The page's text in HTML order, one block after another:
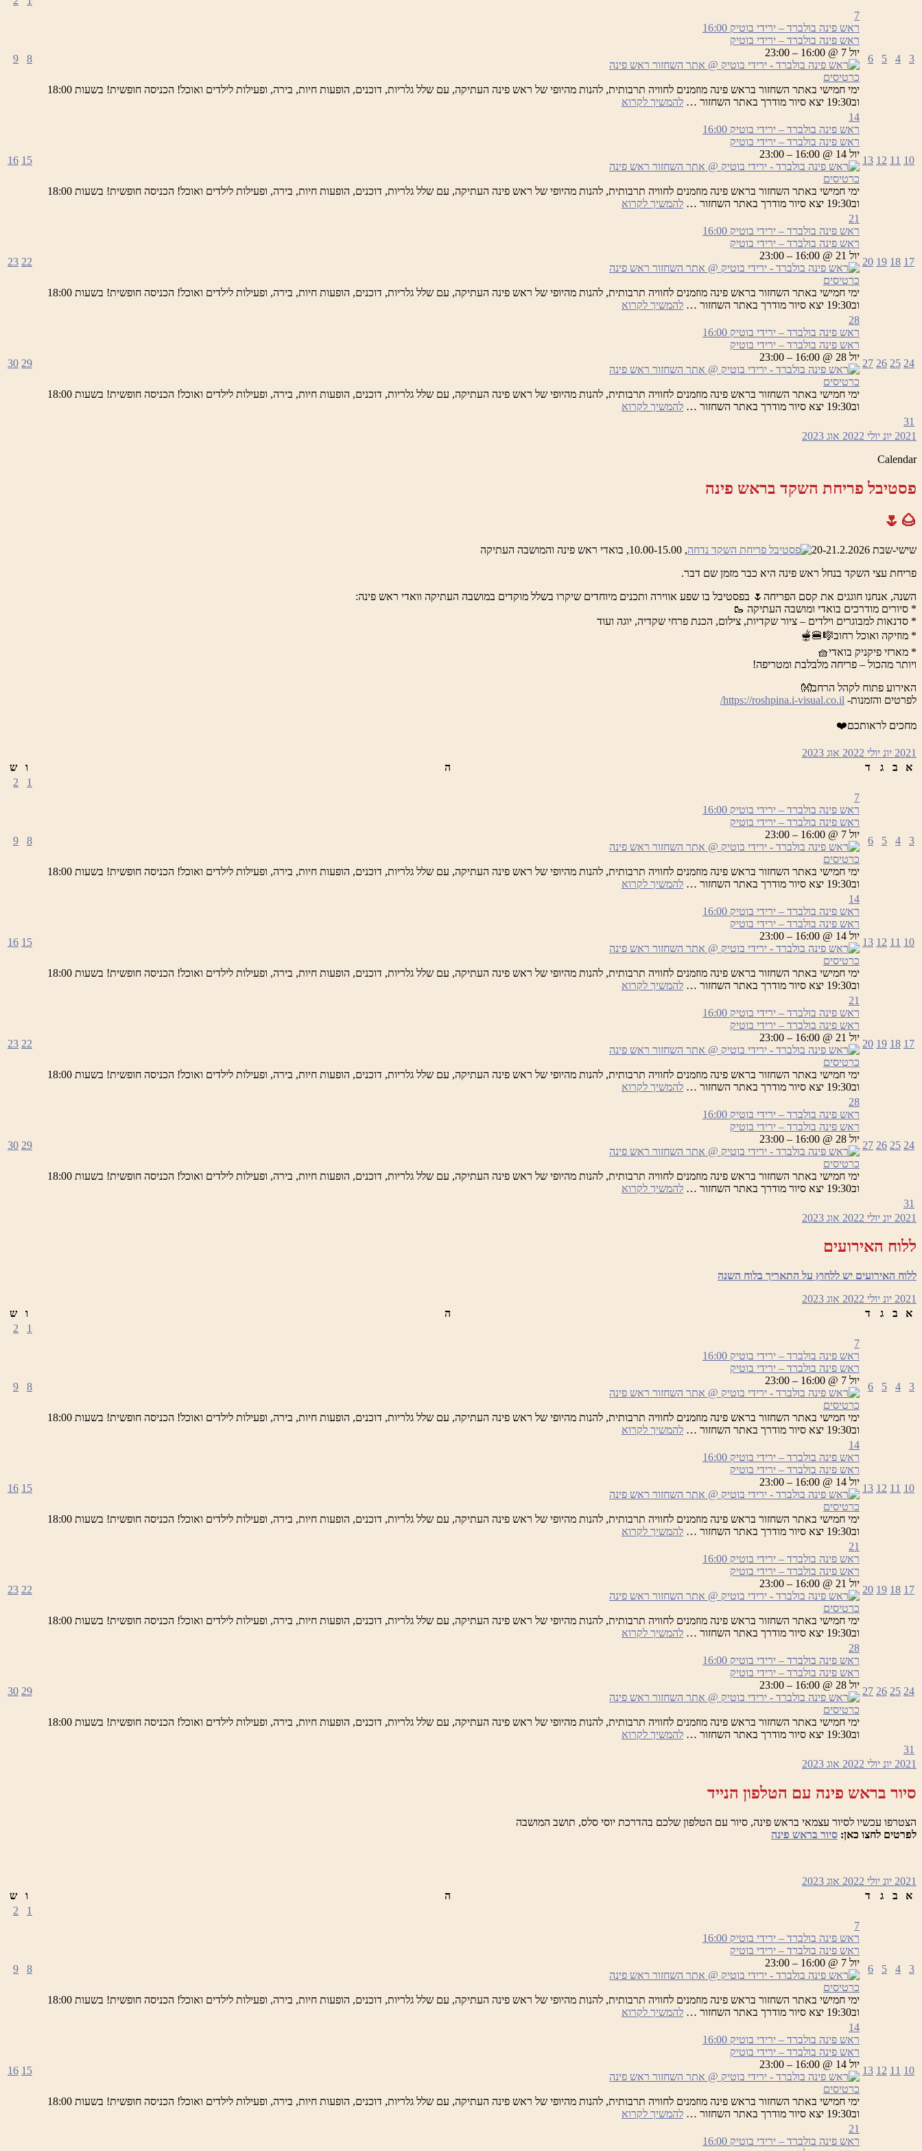
3
4
5
6
7
ראש פינה בולברד – ירידי בוטיק 16:00
ראש פינה בולברד – ירידי בוטיק
יול 7 @ 16:00 – 23:00
כרטיסים
ימי חמישי באתר השחזור בראש פינה מוזמנים לחוויה תרבותית, להנות מהיופי של ראש פינה העתיקה, עם שלל גלריות, דוכנים, הופעות חיות, בירה, ופעילות לילדים ואוכל! הכניסה חופשית! בשעות 18:00
וב19:30 יצא סיור מודרך באתר השחזור …
להמשיך לקרוא
בוטיק
8
9
10
11
12
13
14
ראש פינה בולברד – ירידי בוטיק 16:00
ראש פינה בולברד – ירידי בוטיק
יול 14 @ 16:00 – 23:00
כרטיסים
ימי חמישי באתר השחזור בראש פינה מוזמנים לחוויה תרבותית, להנות מהיופי של ראש פינה העתיקה, עם שלל גלריות, דוכנים, הופעות חיות, בירה, ופעילות לילדים ואוכל! הכניסה חופשית! בשעות 18:00
וב19:30 יצא סיור מודרך באתר השחזור …
להמשיך לקרוא
בוטיק
15
16
17
18
19
20
21
ראש פינה בולברד – ירידי בוטיק 16:00
ראש פינה בולברד – ירידי בוטיק
יול 21 @ 16:00 – 23:00
כרטיסים
ימי חמישי באתר השחזור בראש פינה מוזמנים לחוויה תרבותית, להנות מהיופי של ראש פינה העתיקה, עם שלל גלריות, דוכנים, הופעות חיות, בירה, ופעילות לילדים ואוכל! הכניסה חופשית! בשעות 18:00
וב19:30 יצא סיור מודרך באתר השחזור …
להמשיך לקרוא
בוטיק
22
23
24
25
26
27
28
ראש פינה בולברד – ירידי בוטיק 16:00
ראש פינה בולברד – ירידי בוטיק
יול 28 @ 16:00 – 23:00
כרטיסים
ימי חמישי באתר השחזור בראש פינה מוזמנים לחוויה תרבותית, להנות מהיופי של ראש פינה העתיקה, עם שלל גלריות, דוכנים, הופעות חיות, בירה, ופעילות לילדים ואוכל! הכניסה חופשית! בשעות 18:00
וב19:30 יצא סיור מודרך באתר השחזור …
להמשיך לקרוא
29
30
31
2021 יונ יולי 2022 אוג 2023
Calendar
פסטיבל פריחת השקד בראש פינה
🌰🌷
שישי-שבת 20-21.2.2026
, 10.00-15.00, בואדי ראש פינה והמושבה העתיקה
פריחת עצי השקד בנחל ראש פינה היא כבר מזמן שם דבר.
השנה, אנחנו חוגגים את קסם הפריחה🌷 בפסטיבל בו שפע אווירה ותכנים מיוחדים שיקרו בשלל מוקדים במושבה העתיקה וואדי ראש פינה:
* סיורים מודרכים בואדי ומושבה העתיקה 🥾
* סדנאות למבוגרים וילדים – ציור שקדיות, צילום, הכנת פרחי שקדיה, יוגה ועוד
* מוזיקה ואוכל רחוב🎼🍔🫕
* מארזי פיקניק בואדי🧺
ויותר מהכול – פריחה מלבלבת ומטריפה!
האירוע פתוח לקהל הרחב👐
לפרטים והזמנות- https://roshpina.i-visual.co.il/
מחכים לראותכם❤️
2021 יונ יולי 2022 אוג 2023
א
ב ג ד ה ו
ש
1
2
3
4
5
6
7
ראש פינה בולברד – ירידי בוטיק 16:00
ראש פינה בולברד – ירידי בוטיק
יול 7 @ 16:00 – 23:00
כרטיסים
ימי חמישי באתר השחזור בראש פינה מוזמנים לחוויה תרבותית, להנות מהיופי של ראש פינה העתיקה, עם שלל גלריות, דוכנים, הופעות חיות, בירה, ופעילות לילדים ואוכל! הכניסה חופשית! בשעות 18:00
וב19:30 יצא סיור מודרך באתר השחזור …
להמשיך לקרוא
בוטיק
8
9
10
11
12
13
14
ראש פינה בולברד – ירידי בוטיק 16:00
ראש פינה בולברד – ירידי בוטיק
יול 14 @ 16:00 – 23:00
כרטיסים
ימי חמישי באתר השחזור בראש פינה מוזמנים לחוויה תרבותית, להנות מהיופי של ראש פינה העתיקה, עם שלל גלריות, דוכנים, הופעות חיות, בירה, ופעילות לילדים ואוכל! הכניסה חופשית! בשעות 18:00
וב19:30 יצא סיור מודרך באתר השחזור …
להמשיך לקרוא
בוטיק
15
16
17
18
19
20
21
ראש פינה בולברד – ירידי בוטיק 16:00
ראש פינה בולברד – ירידי בוטיק
יול 21 @ 16:00 – 23:00
כרטיסים
ימי חמישי באתר השחזור בראש פינה מוזמנים לחוויה תרבותית, להנות מהיופי של ראש פינה העתיקה, עם שלל גלריות, דוכנים, הופעות חיות, בירה, ופעילות לילדים ואוכל! הכניסה חופשית! בשעות 18:00
וב19:30 יצא סיור מודרך באתר השחזור …
להמשיך לקרוא
בוטיק
22
23
24
25
26
27
28
ראש פינה בולברד – ירידי בוטיק 16:00
ראש פינה בולברד – ירידי בוטיק
יול 28 @ 16:00 – 23:00
כרטיסים
ימי חמישי באתר השחזור בראש פינה מוזמנים לחוויה תרבותית, להנות מהיופי של ראש פינה העתיקה, עם שלל גלריות, דוכנים, הופעות חיות, בירה, ופעילות לילדים ואוכל! הכניסה חופשית! בשעות 18:00
וב19:30 יצא סיור מודרך באתר השחזור …
להמשיך לקרוא
29
30
31
2021 יונ יולי 2022 אוג 2023
ללוח האירועים
ללוח האירועים יש ללחוץ על התאריך בלוח השנה
2021 יונ יולי 2022 אוג 2023
א
ב ג ד ה ו
ש
1
2
3
4
5
6
7
ראש פינה בולברד – ירידי בוטיק 16:00
ראש פינה בולברד – ירידי בוטיק
יול 7 @ 16:00 – 23:00
כרטיסים
ימי חמישי באתר השחזור בראש פינה מוזמנים לחוויה תרבותית, להנות מהיופי של ראש פינה העתיקה, עם שלל גלריות, דוכנים, הופעות חיות, בירה, ופעילות לילדים ואוכל! הכניסה חופשית! בשעות 18:00
וב19:30 יצא סיור מודרך באתר השחזור …
להמשיך לקרוא
בוטיק
8
9
10
11
12
13
14
ראש פינה בולברד – ירידי בוטיק 16:00
ראש פינה בולברד – ירידי בוטיק
יול 14 @ 16:00 – 23:00
כרטיסים
ימי חמישי באתר השחזור בראש פינה מוזמנים לחוויה תרבותית, להנות מהיופי של ראש פינה העתיקה, עם שלל גלריות, דוכנים, הופעות חיות, בירה, ופעילות לילדים ואוכל! הכניסה חופשית! בשעות 18:00
וב19:30 יצא סיור מודרך באתר השחזור …
להמשיך לקרוא
בוטיק
15
16
17
18
19
20
21
ראש פינה בולברד – ירידי בוטיק 16:00
ראש פינה בולברד – ירידי בוטיק
יול 21 @ 16:00 – 23:00
כרטיסים
ימי חמישי באתר השחזור בראש פינה מוזמנים לחוויה תרבותית, להנות מהיופי של ראש פינה העתיקה, עם שלל גלריות, דוכנים, הופעות חיות, בירה, ופעילות לילדים ואוכל! הכניסה חופשית! בשעות 18:00
וב19:30 יצא סיור מודרך באתר השחזור …
להמשיך לקרוא
בוטיק
22
23
24
25
26
27
28
ראש פינה בולברד – ירידי בוטיק 16:00
ראש פינה בולברד – ירידי בוטיק
יול 28 @ 16:00 – 23:00
כרטיסים
ימי חמישי באתר השחזור בראש פינה מוזמנים לחוויה תרבותית, להנות מהיופי של ראש פינה העתיקה, עם שלל גלריות, דוכנים, הופעות חיות, בירה, ופעילות לילדים ואוכל! הכניסה חופשית! בשעות 18:00
וב19:30 יצא סיור מודרך באתר השחזור …
להמשיך לקרוא
29
30
31
2021 יונ יולי 2022 אוג 2023
סיור בראש פינה עם הטלפון הנייד
הצטרפו עכשיו לסיור עצמאי בראש פינה, סיור עם הטלפון שלכם בהדרכת יוסי סלס, תושב המושבה
לפרטים לחצו כאן: סיור בראש פינה
2021 יונ יולי 2022 אוג 2023
א
ב ג ד ה ו
ש
1
2
3
4
5
6
7
ראש פינה בולברד – ירידי בוטיק 16:00
ראש פינה בולברד – ירידי בוטיק
יול 7 @ 16:00 – 23:00
כרטיסים
ימי חמישי באתר השחזור בראש פינה מוזמנים לחוויה תרבותית, להנות מהיופי של ראש פינה העתיקה, עם שלל גלריות, דוכנים, הופעות חיות, בירה, ופעילות לילדים ואוכל! הכניסה חופשית! בשעות 18:00
וב19:30 יצא סיור מודרך באתר השחזור …
להמשיך לקרוא
בוטיק
8
9
10
11
12
13
14
ראש פינה בולברד – ירידי בוטיק 16:00
ראש פינה בולברד – ירידי בוטיק
יול 14 @ 16:00 – 23:00
כרטיסים
ימי חמישי באתר השחזור בראש פינה מוזמנים לחוויה תרבותית, להנות מהיופי של ראש פינה העתיקה, עם שלל גלריות, דוכנים, הופעות חיות, בירה, ופעילות לילדים ואוכל! הכניסה חופשית! בשעות 18:00
וב19:30 יצא סיור מודרך באתר השחזור …
להמשיך לקרוא
15
16
21
ראש פינה בולברד – ירידי בוטיק 16:00